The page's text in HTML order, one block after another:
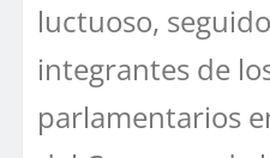
luctuoso,
integrantes de
parlamentarios